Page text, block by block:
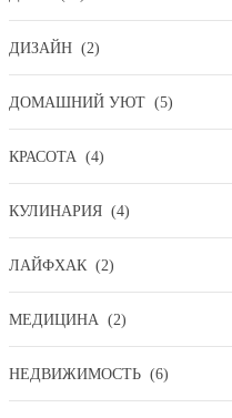
ДИЗАЙН (2)
ДОМАШНИЙ УЮТ (5)
КРАСОТА (4)
КУЛИНАРИЯ (4)
ЛАЙФХАК (2)
МЕДИЦИНА (2)
НЕДВИЖИМОСТЬ (6)